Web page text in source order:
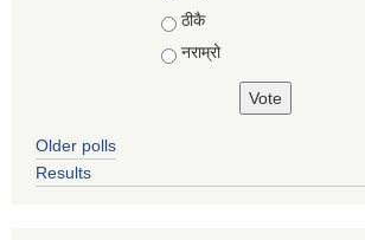
ठीकै
नराम्रो
Older polls
Results